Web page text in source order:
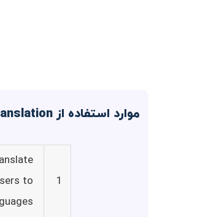
موارد استفاده از MachineTranslation
1
to